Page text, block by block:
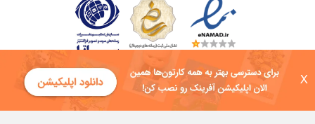
X
کلیه حقوق این سایت به شرکت توسعه فناوی هفت آسمان توکان تعلق دارد و